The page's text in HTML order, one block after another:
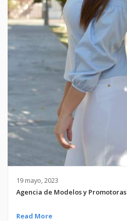
19 mayo, 2023
Agencia de Modelos y Promotoras
Read More